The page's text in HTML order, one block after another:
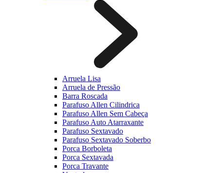
Arruela Lisa
Arruela de Pressão
Barra Roscada
Parafuso Allen Cilindrica
Parafuso Allen Sem Cabeça
Parafuso Auto Atarraxante
Parafuso Sextavado
Parafuso Sextavado Soberbo
Porca Borboleta
Porca Sextavada
Porca Travante